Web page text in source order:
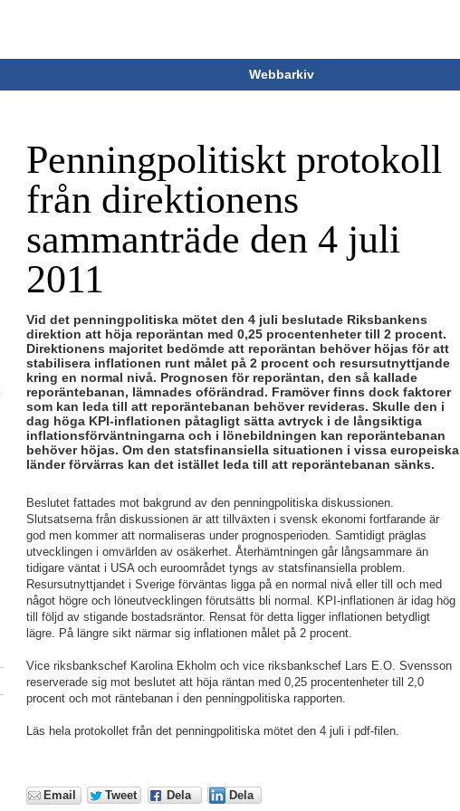
Webbarkiv
Penningpolitiskt protokoll
från direktionens
sammanträde den 4 juli
2011
Vid det penningpolitiska mötet den 4 juli beslutade Riksbankens
direktion att höja reporäntan med 0,25 procentenheter till 2 procent.
Direktionens majoritet bedömde att reporäntan behöver höjas för att
stabilisera inflationen runt målet på 2 procent och resursutnyttjande
kring en normal nivå. Prognosen för reporäntan, den så kallade
reporäntebanan, lämnades oförändrad. Framöver finns dock faktorer
som kan leda till att reporäntebanan behöver revideras. Skulle den i
dag höga KPI-inflationen påtagligt sätta avtryck i de långsiktiga
inflationsförväntningarna och i lönebildningen kan reporäntebanan
behöver höjas. Om den statsfinansiella situationen i vissa europeiska
länder förvärras kan det istället leda till att reporäntebanan sänks.
Beslutet fattades mot bakgrund av den penningpolitiska diskussionen.
Slutsatserna från diskussionen är att tillväxten i svensk ekonomi fortfarande är
god men kommer att normaliseras under prognosperioden. Samtidigt präglas
utvecklingen i omvärlden av osäkerhet. Återhämtningen går långsammare än
tidigare väntat i USA och euroområdet tyngs av statsfinansiella problem.
Resursutnyttjandet i Sverige förväntas ligga på en normal nivå eller till och med
något högre och löneutvecklingen förutsätts bli normal. KPI-inflationen är idag hög
till följd av stigande bostadsräntor. Rensat för detta ligger inflationen betydligt
lägre. På längre sikt närmar sig inflationen målet på 2 procent.
Vice riksbankschef Karolina Ekholm och vice riksbankschef Lars E.O. Svensson
reserverade sig mot beslutet att höja räntan med 0,25 procentenheter till 2,0
procent och mot räntebanan i den penningpolitiska rapporten.
Läs hela protokollet från det penningpolitiska mötet den 4 juli i pdf-filen.
Email Tweet Dela Dela